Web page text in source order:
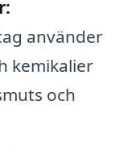
använder
kemikalier
och